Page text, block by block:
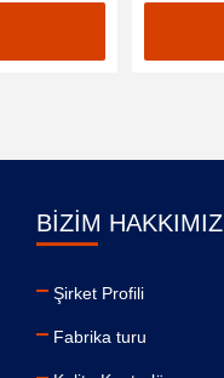
BIZIM
Şirket Profili
Fabrika turu